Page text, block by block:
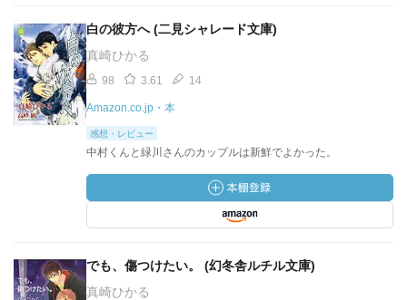
白の彼方へ (二見シャレード文庫)
真崎ひかる
98 3.61 14
Amazon.co.jp・本
感想・レビュー
中村くんと緑川さんのカップルは新鮮でよかった。
でも、傷つけたい。 (幻冬舎ルチル文庫)
真崎ひかる